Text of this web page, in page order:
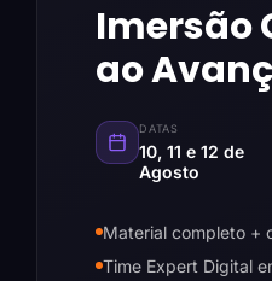
Imersão
ao
DATAS
10, 11 e 12 de
Agosto
Material completo +
Time Expert Digital